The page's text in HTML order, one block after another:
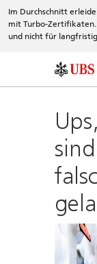
Im Durchschnitt
mit Turbo-
und nicht für